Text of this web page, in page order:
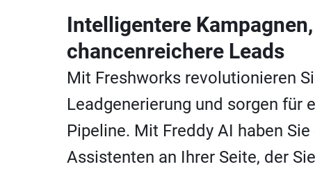
Intelligentere Kampagnen,
chancenreichere Leads
Mit Freshworks revolutionieren
Leadgenerierung und sorgen für
Pipeline. Mit Freddy AI haben Sie
Assistenten an Ihrer Seite, der